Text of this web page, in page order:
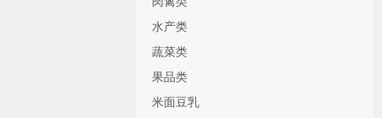
水产类
蔬菜类
果品类
米面豆乳